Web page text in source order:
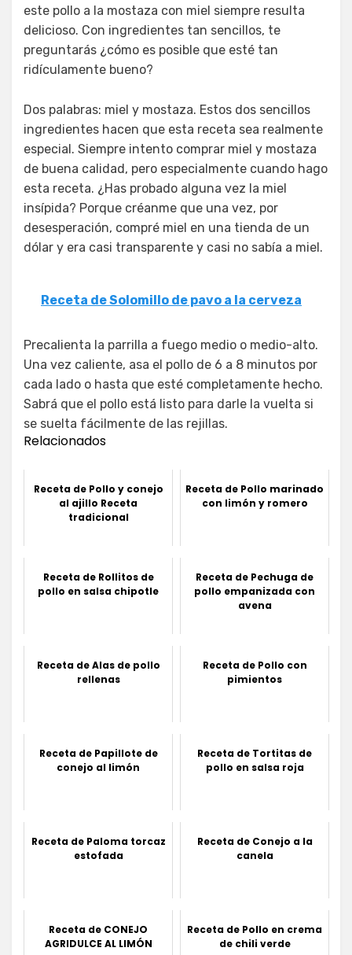
este pollo a la mostaza con miel siempre resulta
delicioso. Con ingredientes tan sencillos, te
preguntarás ¿cómo es posible que esté tan
ridículamente bueno?
Dos palabras: miel y mostaza. Estos dos sencillos
ingredientes hacen que esta receta sea realmente
especial. Siempre intento comprar miel y mostaza
de buena calidad, pero especialmente cuando hago
esta receta. ¿Has probado alguna vez la miel
insípida? Porque créanme que una vez, por
desesperación, compré miel en una tienda de un
dólar y era casi transparente y casi no sabía a miel.
Receta de Solomillo de pavo a la cerveza
Precalienta la parrilla a fuego medio o medio-alto.
Una vez caliente, asa el pollo de 6 a 8 minutos por
cada lado o hasta que esté completamente hecho.
Sabrá que el pollo está listo para darle la vuelta si
se suelta fácilmente de las rejillas.
Relacionados
Receta de Pollo y conejo
al ajillo Receta
tradicional
Receta de Pollo marinado
con limón y romero
Receta de Rollitos de
pollo en salsa chipotle
Receta de Pechuga de
pollo empanizada con
avena
Receta de Alas de pollo
rellenas
Receta de Pollo con
pimientos
Receta de Papillote de
conejo al limón
Receta de Tortitas de
pollo en salsa roja
Receta de Paloma torcaz
estofada
Receta de Conejo a la
canela
Receta de CONEJO
AGRIDULCE AL LIMÓN
Receta de Pollo en crema
de chili verde